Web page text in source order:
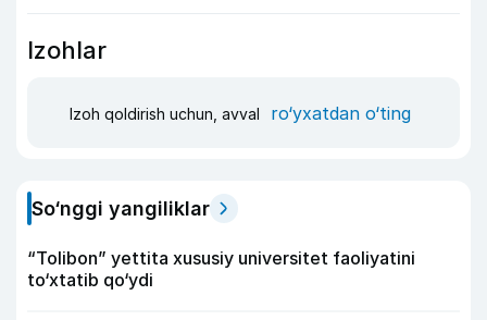
Izohlar
Izoh qoldirish uchun, avval ro‘yxatdan o‘ting
So‘nggi yangiliklar
“Tolibon” yettita xususiy universitet faoliyatini
to‘xtatib qo‘ydi